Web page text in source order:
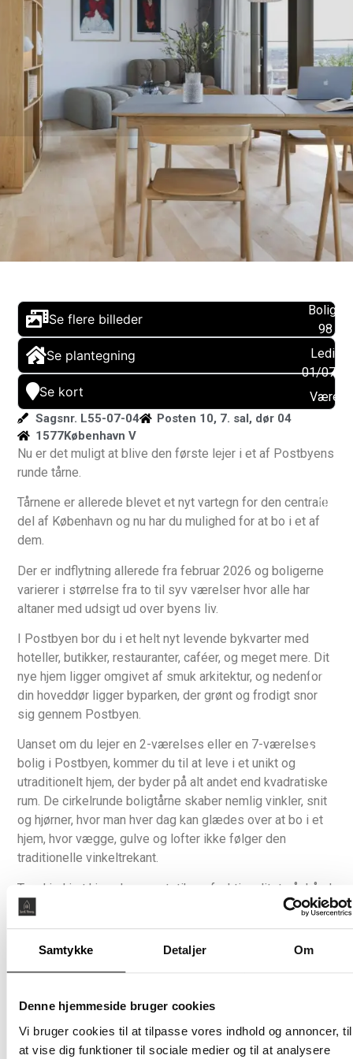
Samtykke Detaljer Om
Denne hjemmeside bruger cookies
Vi bruger cookies til at tilpasse vores indhold og annoncer, til
at vise dig funktioner til sociale medier og til at analysere
Se flere billeder
Se plantegning
Se kort
Sagsnr. L55-07-04
Posten 10, 7. sal, dør 04
1577København V
Nu er det muligt at blive den første lejer i et af Postbyens
runde tårne.
Tårnene er allerede blevet et nyt vartegn for den centrale
del af København og nu har du mulighed for at bo i et af
dem.
Der er indflytning allerede fra februar 2026 og boligerne
varierer i størrelse fra to til syv værelser hvor alle har
altaner med udsigt ud over byens liv.
I Postbyen bor du i et helt nyt levende bykvarter med
hoteller, butikker, restauranter, caféer, og meget mere. Dit
nye hjem ligger omgivet af smuk arkitektur, og nedenfor
din hoveddør ligger byparken, der grønt og frodigt snor
sig gennem Postbyen.
Uanset om du lejer en 2-værelses eller en 7-værelses
bolig i Postbyen, kommer du til at leve i et unikt og
utraditionelt hjem, der byder på alt andet end kvadratiske
rum. De cirkelrunde boligtårne skaber nemlig vinkler, snit
og hjørner, hvor man hver dag kan glædes over at bo i et
hjem, hvor vægge, gulve og lofter ikke følger den
traditionelle vinkeltrekant.
Træd ind i et hjem, hvor æstetik og funktionalitet går hånd
i hånd. Alle lejligheder i Postbyen er gennemtænkt ned til
mindste detalje med materialer, der emmer af varme og
elegance. De lyse lamelplankegulve i natureg med
Med lofter og søjler i beton opstår der en spændende og
rå kontrast mellem det varme træ og den karakteristiske
betonstruktur og tilfører boligen kant og karakter.
98 m2
Ledig
01/07/
Ja
tilladt:
2026
for